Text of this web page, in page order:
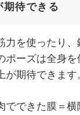
期待できる
力を使ったり、
ポーズは全身
期待できます
できた膜＝横